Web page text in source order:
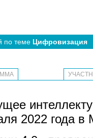
по теме Цифровизация
2022 года в